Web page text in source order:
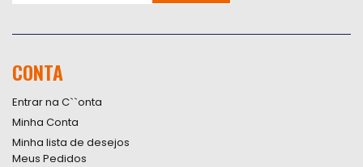
Newsletter:
CONTA
Entrar na C``onta
Minha Conta
Minha lista de desejos
Meus Pedidos